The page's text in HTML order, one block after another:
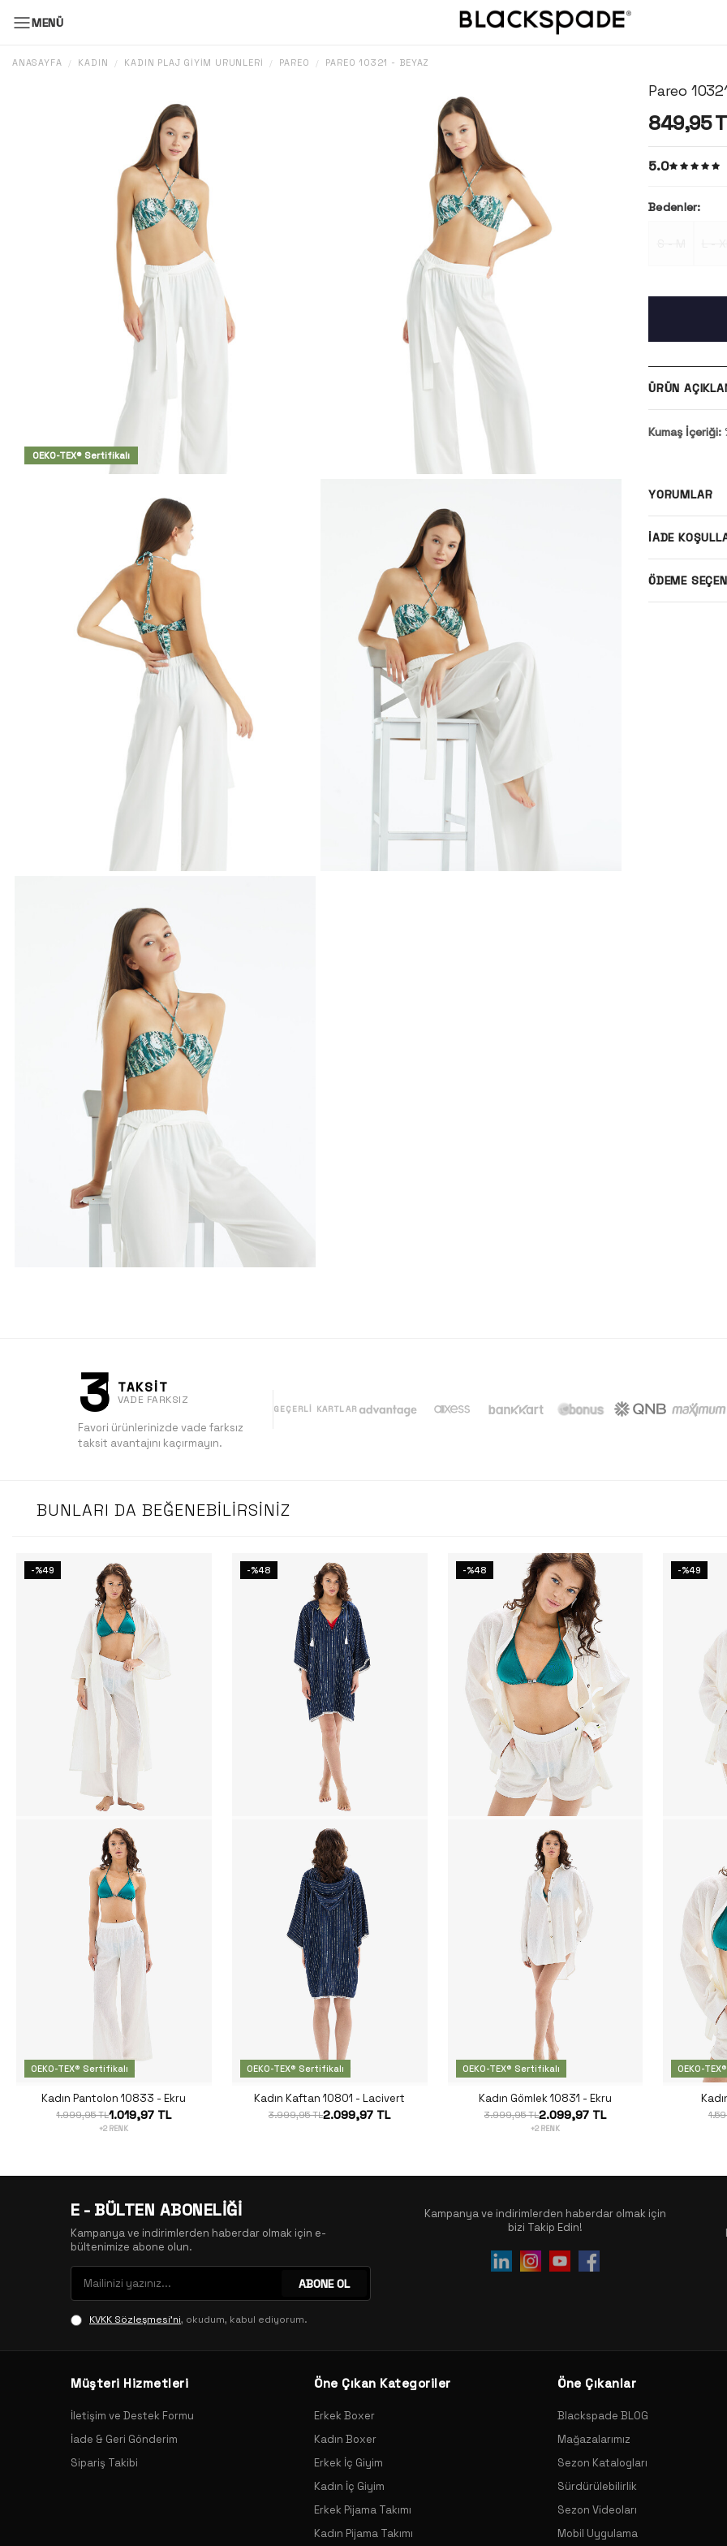
MENÜ
ANASAYFA / KADIN / KADIN PLAJ GIYIM ÜRÜNLERI / PAREO / PAREO 10321 - BEYAZ
OEKO-TEX® Sertifikalı
Pareo
849,95
5.0
Bedenler:
ÜRÜN
Kumaş İçeriği:
YORUMLAR
İADE
ÖDEME
3 TAKSİT
VADE FARKSIZ
Favori ürünlerinizde vade farksız
taksit avantajını kaçırmayın.
GEÇERLI KARTLAR
BUNLARI DA BEĞENEBILIRSINIZ
-%49
OEKO-TEX® Sertifikalı
Kadın Pantolon 10833 - Ekru
1.999,95 TL1.019,97 TL
+2 RENK
-%48
OEKO-TEX® Sertifikalı
Kadın Kaftan 10801 - Lacivert
3.999,95 TL2.099,97 TL
-%48
OEKO-TEX® Sertifikalı
Kadın Gömlek 10831 - Ekru
3.999,95 TL2.099,97 TL
+2 RENK
-%49
OEKO-
E - BÜLTEN ABONELİĞİ
Kampanya ve indirimlerden haberdar olmak için e-
bültenimize abone olun.
ABONE OL
KVKK Sözleşmesi'ni, okudum, kabul ediyorum.
Kampanya ve indirimlerden haberdar olmak için
bizi Takip Edin!
Müşteri Hizmetleri
İletişim ve Destek Formu
İade & Geri Gönderim
Sipariş Takibi
Öne Çıkan Kategoriler
Erkek Boxer
Kadın Boxer
Erkek İç Giyim
Kadın İç Giyim
Erkek Pijama Takımı
Kadın Pijama Takımı
Öne Çıkanlar
Blackspade BLOG
Mağazalarımız
Sezon Katalogları
Sürdürülebilirlik
Sezon Videoları
Mobil Uygulama